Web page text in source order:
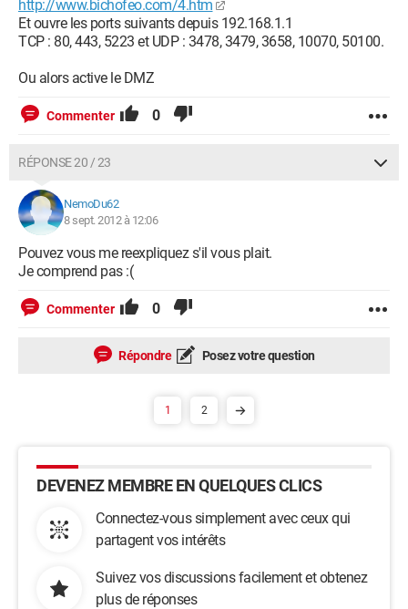
http://www.bichofeo.com/4.htm
Et ouvre les ports suivants depuis 192.168.1.1
TCP : 80, 443, 5223 et UDP : 3478, 3479, 3658, 10070, 50100.
Ou alors active le DMZ
Commenter 0
RÉPONSE 20 / 23
NemoDu62
8 sept. 2012 à 12:06
Pouvez vous me reexpliquez s'il vous plait.
Je comprend pas :(
Commenter 0
Répondre Posez votre question
1 2
DEVENEZ MEMBRE EN QUELQUES CLICS
Connectez-vous simplement avec ceux qui
partagent vos intérêts
Suivez vos discussions facilement et obtenez
plus de réponses